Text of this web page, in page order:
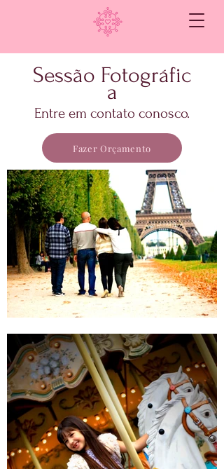
Sessão Fotográfic
a
Entre em contato conosco.
Fazer Orçamento